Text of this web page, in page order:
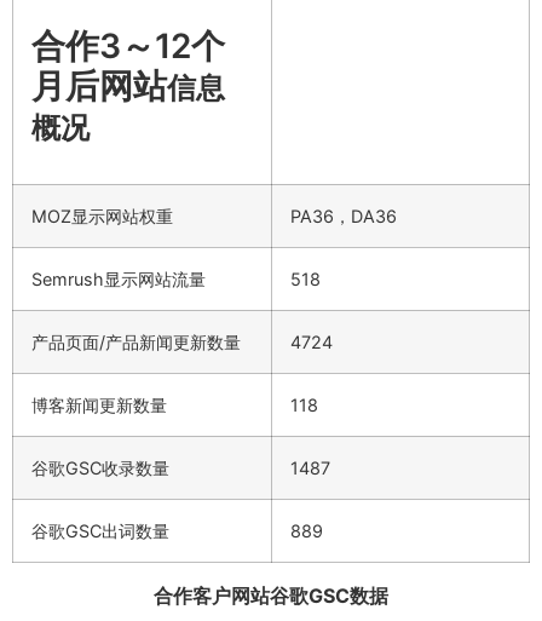
合作3～12个
月后网站信息
概况
MOZ显示网站权重 PA36，DA36
Semrush显示网站流量 518
产品页面/产品新闻更新数量 4724
博客新闻更新数量 118
谷歌GSC收录数量 1487
谷歌GSC出词数量 889
合作客户网站谷歌GSC数据